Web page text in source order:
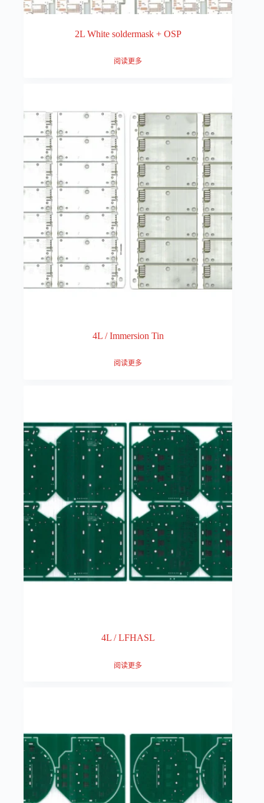
2L White soldermask + OSP
阅读更多
4L / Immersion Tin
阅读更多
4L / LFHASL
阅读更多